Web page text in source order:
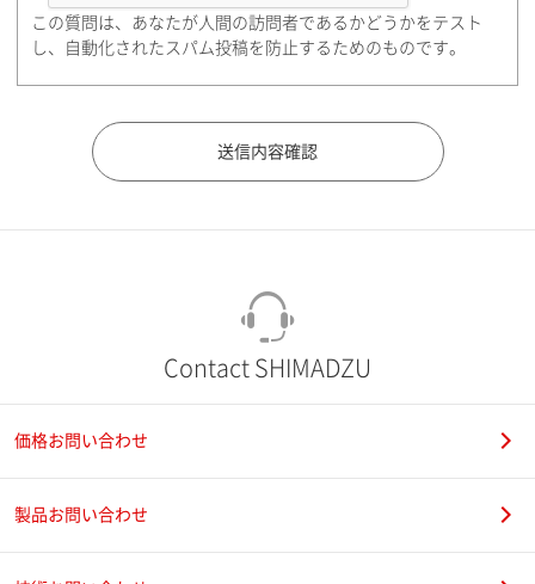
都道府県（勤務先）
この質問は、あなたが人間の訪問者であるかどうかをテスト
し、自動化されたスパム投稿を防止するためのものです。
Contact SHIMADZU
価格お問い合わせ
製品お問い合わせ